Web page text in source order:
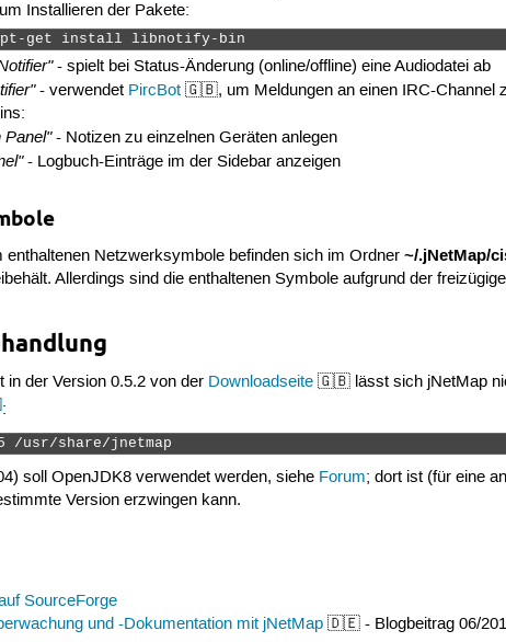
Installieren der Pakete:
get install libnotify-bin
- spielt bei Status-Änderung (online/offline) eine Audiodatei ab
- verwendet PircBot 🇬🇧, um Meldungen an einen IRC-Channel
Panel"- Notizen zu einzelnen Geräten anlegen
- Logbuch-Einträge im der Sidebar anzeigen
enthaltenen Netzwerksymbole befinden sich im Ordner~/.jNetMap/
Allerdings sind die enthaltenen Symbole aufgrund der
in der Version 0.5.2 von der Downloadseite 🇬🇧 lässt sich jNetMap
:
/usr/share/jnetmap
soll OpenJDK8 verwendet werden, siehe Forum; dort ist (für eine
Version erzwingen kann.
SourceForge
und -Dokumentation mit jNetMap🇩🇪 - Blogbeitrag 06/